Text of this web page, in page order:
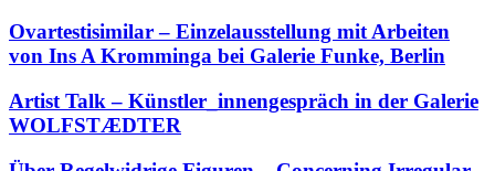
Ovartestisimilar – Einzelausstellung mit Arbeiten
von Ins A Kromminga bei Galerie Funke, Berlin
Artist Talk – Künstler_innengespräch in der Galerie
WOLFSTÆDTER